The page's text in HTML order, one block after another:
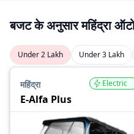
बजट के अनुसार महिंद्रा
Under 2 Lakh Under 3 Lakh
महिंद्रा
E-Alfa Plus
Electric